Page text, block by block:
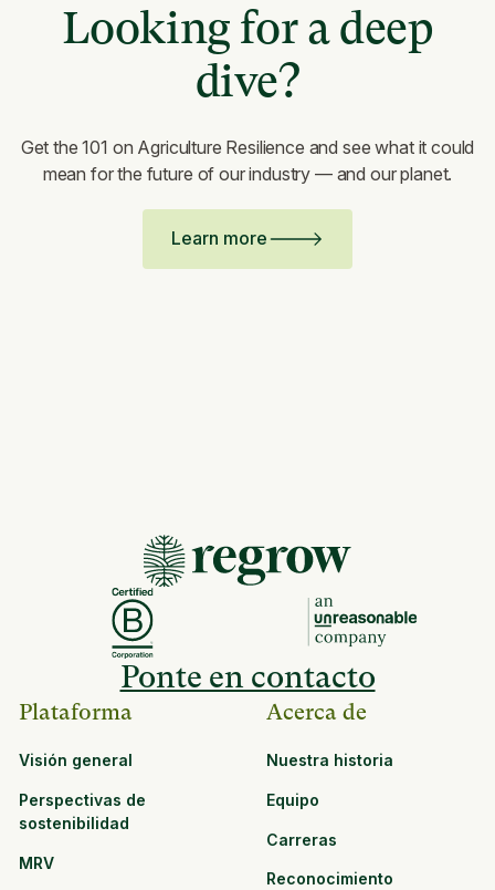
Looking for a deep
dive?
Get the 101 on Agriculture Resilience and see what it could
mean for the future of our industry — and our planet.
Learn more
Ponte en contacto
Plataforma
Visión general
Perspectivas de
sostenibilidad
MRV
Acerca de
Nuestra historia
Equipo
Carreras
Reconocimiento